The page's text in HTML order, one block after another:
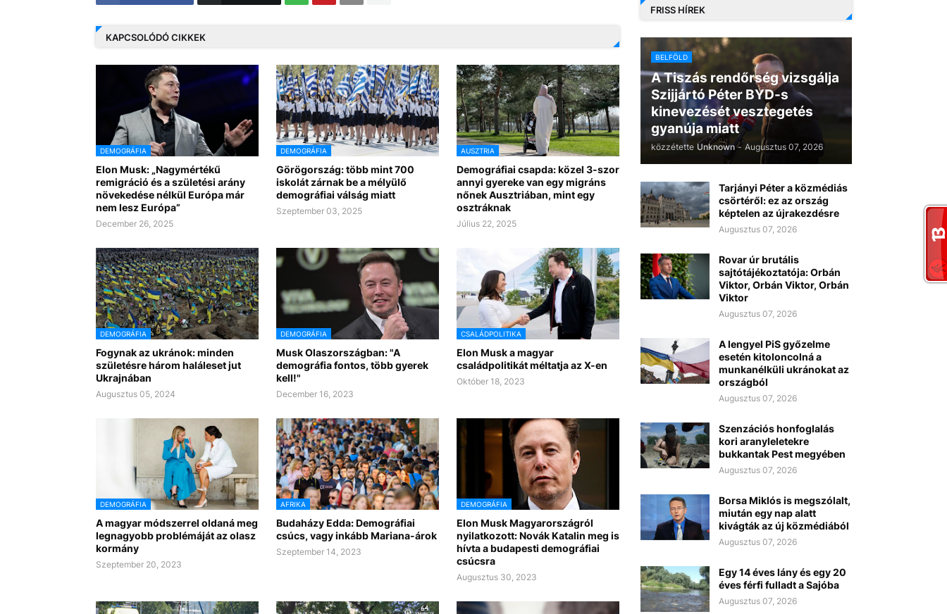
KAPCSOLÓDÓ CIKKEK
DEMOGRÁFIA
Elon Musk: „Nagymértékű
remigráció és a születési arány
növekedése nélkül Európa már
nem lesz Európa”
December 26, 2025
DEMOGRÁFIA
Görögország: több mint 700
iskolát zárnak be a mélyülő
demográfiai válság miatt
Szeptember 03, 2025
AUSZTRIA
Demográfiai csapda: közel 3-szor
annyi gyereke van egy migráns
nőnek Ausztriában, mint egy
osztráknak
Július 22, 2025
DEMOGRÁFIA
Fogynak az ukránok: minden
születésre három haláleset jut
Ukrajnában
Augusztus 05, 2024
DEMOGRÁFIA
Musk Olaszországban: "A
demográfia fontos, több gyerek
kell!"
December 16, 2023
CSALÁDPOLITIKA
Elon Musk a magyar
családpolitikát méltatja az X-en
Október 18, 2023
DEMOGRÁFIA
A magyar módszerrel oldaná meg
legnagyobb problémáját az olasz
kormány
Szeptember 20, 2023
AFRIKA
Budaházy Edda: Demográfiai
csúcs, vagy inkább Mariana-árok
Szeptember 14, 2023
DEMOGRÁFIA
Elon Musk Magyarországról
nyilatkozott: Novák Katalin meg is
hívta a budapesti demográfiai
csúcsra
Augusztus 30, 2023
FRISS HÍREK
BELFÖLD
A Tiszás rendőrség vizsgálja
Szijjártó Péter BYD-s
kinevezését vesztegetés
gyanúja miatt
közzétette Unknown - Augusztus 07, 2026
Tarjányi Péter a közmédiás
csörtéről: ez az ország
képtelen az újrakezdésre
Augusztus 07, 2026
Rovar úr brutális
sajtótájékoztatója: Orbán
Viktor, Orbán Viktor, Orbán
Viktor
Augusztus 07, 2026
A lengyel PiS győzelme
esetén kitoloncolná a
munkanélküli ukránokat az
országból
Augusztus 07, 2026
Szenzációs honfoglalás
kori aranyleletekre
bukkantak Pest megyében
Augusztus 07, 2026
Borsa Miklós is megszólalt,
miután egy nap alatt
kivágták az új közmédiából
Augusztus 07, 2026
Egy 14 éves lány és egy 20
éves férfi fulladt a Sajóba
Augusztus 07, 2026